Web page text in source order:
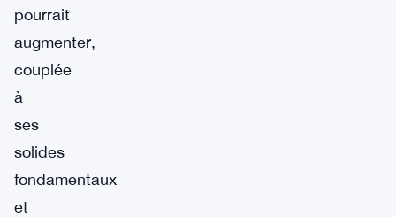
pourrait
augmenter,
couplée
à
ses
solides
fondamentaux
et